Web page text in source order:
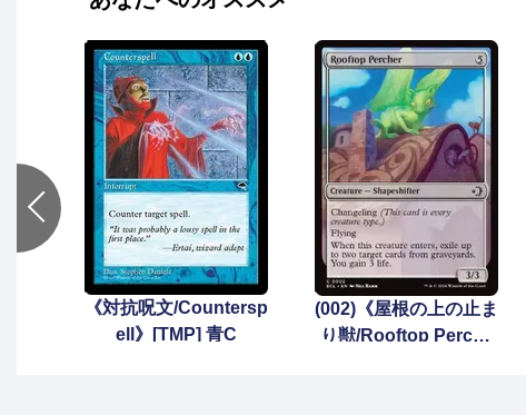
《対抗呪文/Countersp
ell》[TMP] 青C
(002)《屋根の上の止ま
り獣/Rooftop Perche